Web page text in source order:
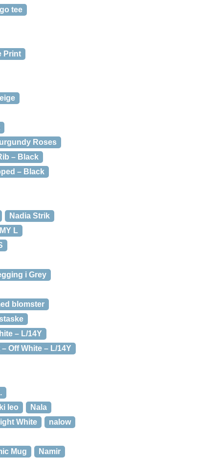
tee
Print
Roses
– Black
– Black
Nadia Strik
L
i Grey
blomster
– L/14Y
Off White – L/14Y
leo
Nala
White
nalow
Mug Namir